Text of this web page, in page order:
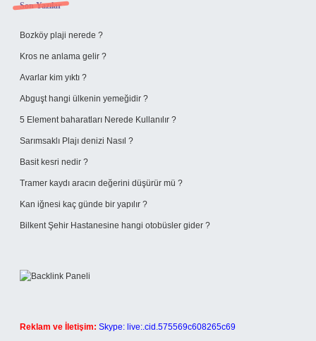
Sidebar
Son Yazılar
Bozköy plaji nerede ?
Kros ne anlama gelir ?
Avarlar kim yıktı ?
Abguşt hangi ülkenin yemeğidir ?
5 Element baharatları Nerede Kullanılır ?
Sarımsaklı Plajı denizi Nasıl ?
Basit kesri nedir ?
Tramer kaydı aracın değerini düşürür mü ?
Kan iğnesi kaç günde bir yapılır ?
Bilkent Şehir Hastanesine hangi otobüsler gider ?
Reklam ve İletişim: Skype: live:.cid.575569c608265c69